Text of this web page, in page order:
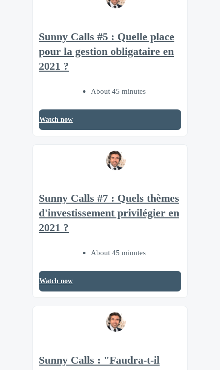
Sunny Calls #5 : Quelle place
pour la gestion obligataire en
2021 ?
About 45 minutes
Watch now
Sunny Calls #7 : Quels thèmes
d'investissement privilégier en
2021 ?
About 45 minutes
Watch now
Sunny Calls : "Faudra-t-il